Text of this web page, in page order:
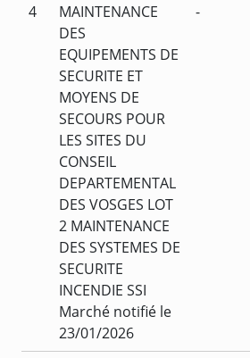
4
MAINTENANCE
DES
EQUIPEMENTS DE
SECURITE ET
MOYENS DE
SECOURS POUR
LES SITES DU
CONSEIL
DEPARTEMENTAL
DES VOSGES LOT
2 MAINTENANCE
DES SYSTEMES DE
SECURITE
INCENDIE SSI
Marché notifié le
23/01/2026
-